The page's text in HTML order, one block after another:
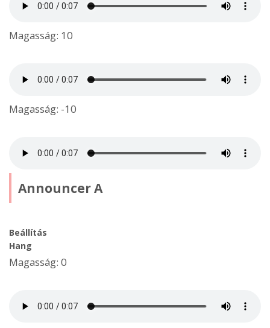
Magasság: 10
Magasság: -10
Announcer A
Beállítás
Hang
Magasság: 0